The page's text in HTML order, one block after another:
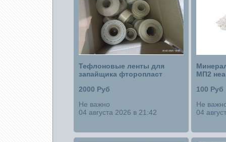
Тефлоновые ленты для
запайщика фторопласт
2000 Руб
Не важно
04 августа 2026 в 21:42
МП2
100 Руб
Не
04